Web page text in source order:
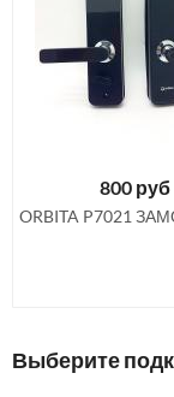
Выберите
800 руб